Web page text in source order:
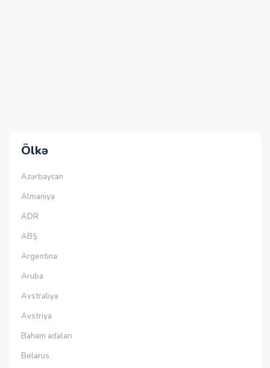
Ölkə
Azərbaycan
Almaniya
ADR
ABŞ
Argentina
Aruba
Avstraliya
Avstriya
Baham adaları
Belarus